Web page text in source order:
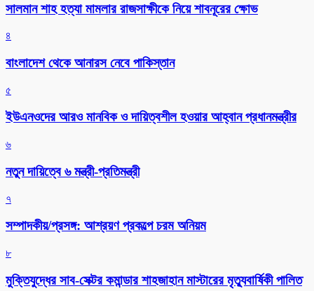
সালমান শাহ হত্যা মামলার রাজসাক্ষীকে নিয়ে শাবনূরের ক্ষোভ
৪
বাংলাদেশ থেকে আনারস নেবে পাকিস্তান
৫
ইউএনওদের আরও মানবিক ও দায়িত্বশীল হওয়ার আহ্বান প্রধানমন্ত্রীর
৬
নতুন দায়িত্বে ৬ মন্ত্রী-প্রতিমন্ত্রী
৭
সম্পাদকীয়/প্রসঙ্গ: আশ্রয়ণ প্রকল্পে চরম অনিয়ম
৮
মুক্তিযুদ্ধের সাব-সেক্টর কমান্ডার শাহজাহান মাস্টারের মৃত্যুবার্ষিকী পালিত